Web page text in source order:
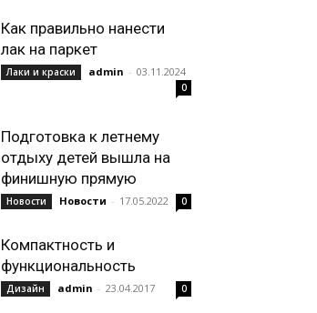
Как правильно нанести
лак на паркет
Лаки и краски admin - 03.11.2024
0
Подготовка к летнему
отдыху детей вышла на
финишную прямую
Новости Новости - 17.05.2022 0
Компактность и
функциональность
Дизайн admin - 23.04.2017 0